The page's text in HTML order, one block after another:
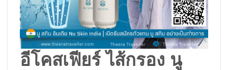
อีโคสเฟียร์ ไส้กรอง นู